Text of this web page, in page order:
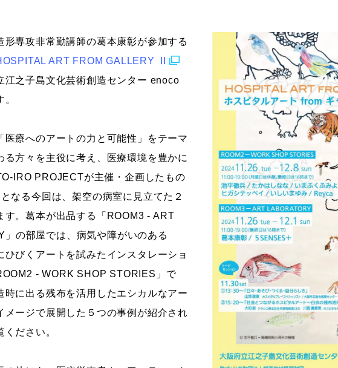
新世代マンガコース
キャラクターデザインコース
アニメーションコース
デザイン研究科
マンガ研究科
人文学研究科
形専攻非常勤講師の葛本康彰が参加する
ART FROM GALLERY II
江之子島文化芸術創造センター enoco
医療へのアートの力と可能性」をテーマ
る方々を主役に考え、医療環境を豊かに
IRO PROJECTが主催・企画したもの
なる今回は、架空の病室に見立てた２
す。葛本が出品する「ROOM3 - ART
」の部屋では、病気や障がいのある
ひびくアートを試みたインスタレーショ
- WORK SHOP STORIES」で
時に出る残布を活用したエシカルなアー
メージで展開した５つの事例が紹介され
ください。